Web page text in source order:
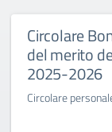
Circolare
del merito
2025-2026
Circolare